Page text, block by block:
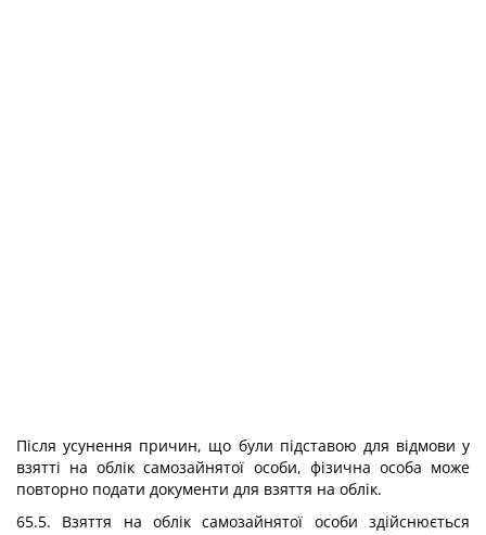
Після усунення причин, що були підставою для відмови у
взятті на облік самозайнятої особи, фізична особа може
повторно подати документи для взяття на облік.
65.5. Взяття на облік самозайнятої особи здійснюється